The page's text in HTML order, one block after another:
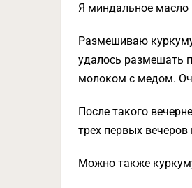
Я миндальное масло
Размешиваю
удалось размешать
молоком с медом.
После такого
трех первых
Можно также